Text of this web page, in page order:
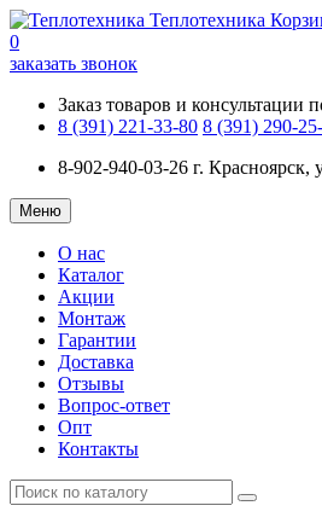
Теплотехника
0
заказать звонок
Заказ товаров и консультации
8 (391) 221-33-80 8 (391) 290-
8-902-940-03-26 г. Красноярск,
Меню
О нас
Каталог
Акции
Монтаж
Гарантии
Доставка
Отзывы
Вопрос-ответ
Опт
Контакты